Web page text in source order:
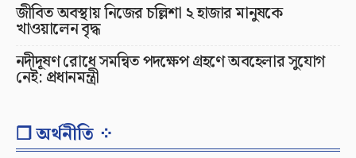
জীবিত অবস্থায় নিজের চল্লিশা ২ হাজার মানুষকে
খাওয়ালেন বৃদ্ধ
নদীদূষণ রোধে সমন্বিত পদক্ষেপ গ্রহণে অবহেলার সুযোগ
নেই: প্রধানমন্ত্রী
❐ অর্থনীতি ⁘